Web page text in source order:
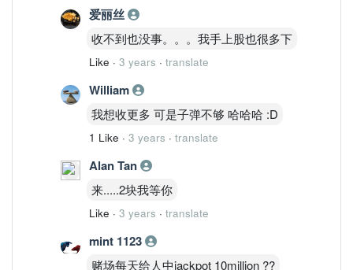
爱丽丝
收不到也没事。。。我手上股也很多下
Like · 3 years · translate
William
我想收更多 可是子弹不够 哈哈哈 :D
1 Like · 3 years · translate
Alan Tan
来.....2块我等你
Like · 3 years · translate
mint 1123
赌场每天给人中jackpot 10million ??